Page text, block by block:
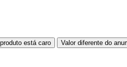
está caro Valor diferente do